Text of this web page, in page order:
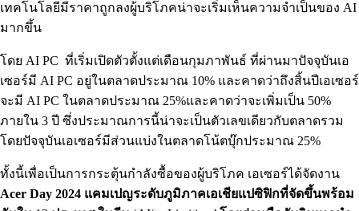
เทคโนโลยีมีราคาถูกลงผู้บริโภคน่าจะเริ่มเห็นความจำเป็นของ AI
มากขึ้น
โดย AI PC ที่เริ่มเปิดตัวตั้งแต่เดือนกุมภาพันธ์ ที่ผ่านมาปัจจุบันเอ
เซอร์มี AI PC อยู่ในตลาดประมาณ 10% และคาดว่าถึงสิ้นปีเอเซอร์
จะมี AI PC ในตลาดประมาณ 25%และคาดว่าจะเพิ่มเป็น 50%
ภายใน 3 ปี ซึ่งประมาณการนี้น่าจะเป็นตัวเลขเดียวกับตลาดรวม
โดยปัจจุบันเอเซอร์มีส่วนแบ่งในตลาดโน้ตบุ๊กประมาณ 25%
ทั้งนี้เพื่อเป็นการกระตุ้นกำลังซื้อของผู้บริโภค เอเซอร์ได้จัดงาน
Acer Day 2024 แคมเปญระดับภูมิภาคเอเชียแปซิฟิกที่จัดขึ้นพร้อม